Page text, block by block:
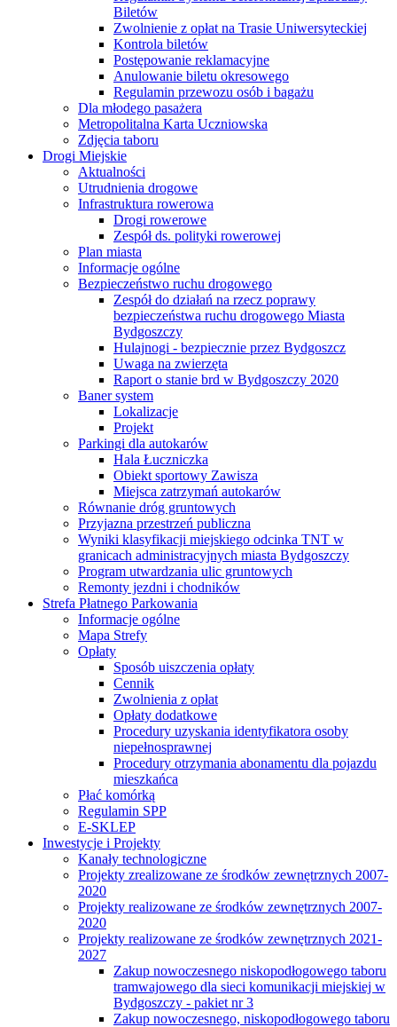
Biletów
Zwolnienie z opłat na Trasie Uniwersyteckiej
Kontrola biletów
Postępowanie reklamacyjne
Anulowanie biletu okresowego
Regulamin przewozu osób i bagażu
Dla młodego pasażera
Metropolitalna Karta Uczniowska
Zdjęcia taboru
Drogi Miejskie
Aktualności
Utrudnienia drogowe
Infrastruktura rowerowa
Drogi rowerowe
Zespół ds. polityki rowerowej
Plan miasta
Informacje ogólne
Bezpieczeństwo ruchu drogowego
Zespół do działań na rzecz poprawy
bezpieczeństwa ruchu drogowego Miasta
Bydgoszczy
Hulajnogi - bezpiecznie przez Bydgoszcz
Uwaga na zwierzęta
Raport o stanie brd w Bydgoszczy 2020
Baner system
Lokalizacje
Projekt
Parkingi dla autokarów
Hala Łuczniczka
Obiekt sportowy Zawisza
Miejsca zatrzymań autokarów
Równanie dróg gruntowych
Przyjazna przestrzeń publiczna
Wyniki klasyfikacji miejskiego odcinka TNT w
granicach administracyjnych miasta Bydgoszczy
Program utwardzania ulic gruntowych
Remonty jezdni i chodników
Strefa Płatnego Parkowania
Informacje ogólne
Mapa Strefy
Opłaty
Sposób uiszczenia opłaty
Cennik
Zwolnienia z opłat
Opłaty dodatkowe
Procedury uzyskania identyfikatora osoby
niepełnosprawnej
Procedury otrzymania abonamentu dla pojazdu
mieszkańca
Płać komórką
Regulamin SPP
E-SKLEP
Inwestycje i Projekty
Kanały technologiczne
Projekty zrealizowane ze środków zewnętrznych 2007-
2020
Projekty realizowane ze środków zewnętrznych 2007-
2020
Projekty realizowane ze środków zewnętrznych 2021-
2027
Zakup nowoczesnego niskopodłogowego taboru
tramwajowego dla sieci komunikacji miejskiej w
Bydgoszczy - pakiet nr 3
Zakup nowoczesnego, niskopodłogowego taboru